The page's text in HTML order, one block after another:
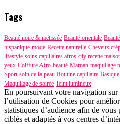
Tags
Beauté noire & métissée Beauté orientale
hispanique mode Recette naturelle Cheveux
lifestyle soins capillaires afros diy recette
yeux Coiffure Afro beauté Maman maquillage
Sport soin de la peau Routine capillaire
Maquillage de soirée Teint lumineux
En poursuivant votre navigation sur
l’utilisation de Cookies pour
statistiques d’audience afin de
ciblés et adaptés à vos centres